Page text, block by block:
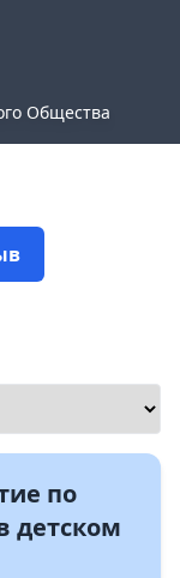
Общества
по
детском